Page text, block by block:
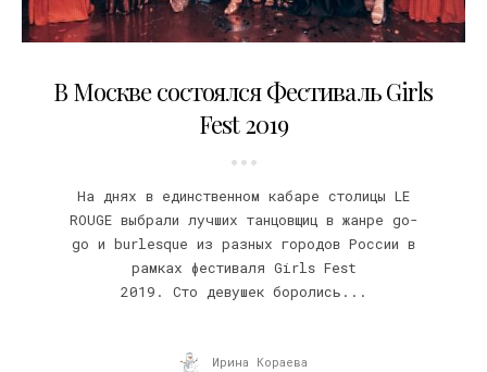
В Москве состоялся Фестиваль Girls
Fest 2019
На днях в единственном кабаре столицы LE
ROUGE выбрали лучших танцовщиц в жанре go-
go и burlesque из разных городов России в
рамках фестиваля Girls Fest
2019. Сто девушек боролись...
Ирина Кораева